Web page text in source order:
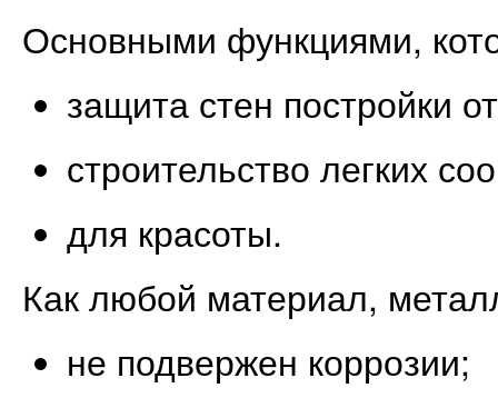
Основными функциями,
защита стен постройки
строительство легких
для красоты.
Как любой материал,
не подвержен коррозии;